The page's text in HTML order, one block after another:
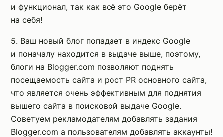
и функционал, так как всё это Google берёт
на себя!
5. Ваш новый блог попадает в индекс Google
и поначалу находится в выдаче выше, поэтому,
блоги на Blogger.com позволяют поднять
посещаемость сайта и рост PR основного сайта,
что является очень эффективным для поднятия
вышего сайта в поисковой выдаче Google.
Советуем рекламодателям добавлять задания
Blogger.com а пользователям добавлять аккаунты!